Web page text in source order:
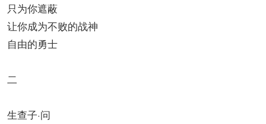
只为你遮蔽
让你成为不败的战神
自由的勇士
二
生查子·问